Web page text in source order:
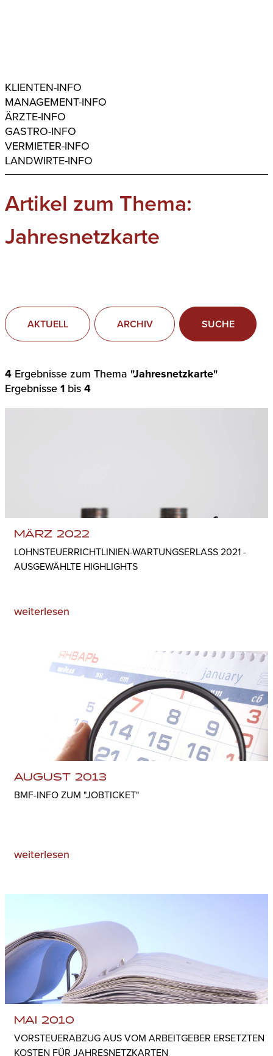
KLIENTEN-INFO
MANAGEMENT-INFO
ÄRZTE-INFO
GASTRO-INFO
VERMIETER-INFO
LANDWIRTE-INFO
Artikel zum Thema:
Jahresnetzkarte
AKTUELL ARCHIV SUCHE
4 Ergebnisse zum Thema "Jahresnetzkarte"
Ergebnisse1 bis4
MÄRZ 2022
LOHNSTEUERRICHTLINIEN-WARTUNGSERLASS 2021 -
AUSGEWÄHLTE HIGHLIGHTS
weiterlesen
AUGUST 2013
BMF-INFO ZUM "JOBTICKET"
weiterlesen
MAI 2010
VORSTEUERABZUG AUS VOM ARBEITGEBER ERSETZTEN
KOSTEN FÜR JAHRESNETZKARTEN